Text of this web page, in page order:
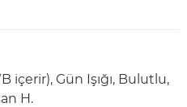
içerir), Gün Işığı, Bulutlu,
H.